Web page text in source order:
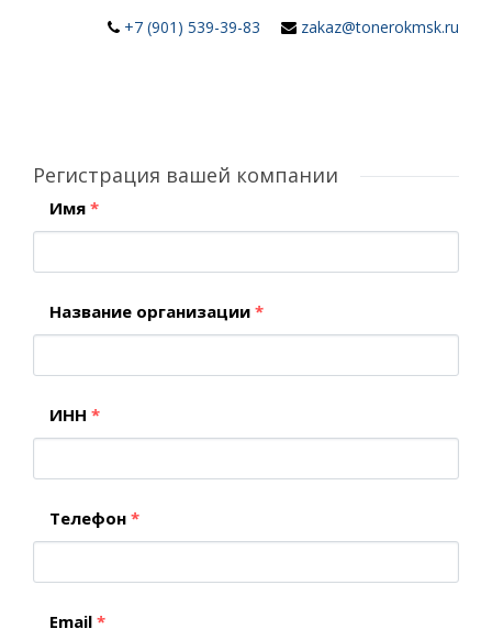
+7 (901) 539-39-83
zakaz@tonerokmsk.ru
Регистрация вашей компании
Имя *
Название организации *
ИНН *
Телефон *
Email *